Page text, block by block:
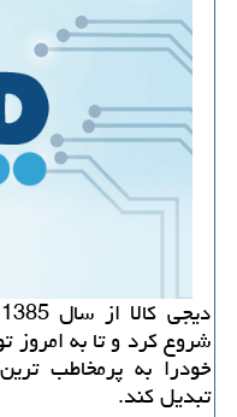
شروع کرد و تا به امروز
خودرا به پرمخاطب
تبدیل کند.